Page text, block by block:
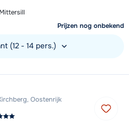
Prijzen nog onbekend
(12 - 14 pers.)
Oostenrijk